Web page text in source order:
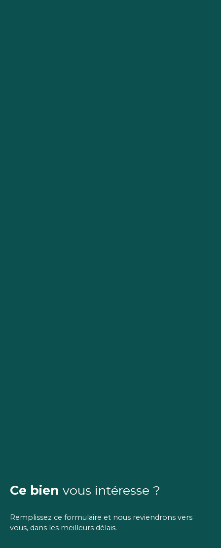
Ce bien vous intéresse ?
Remplissez ce formulaire et nous reviendrons vers
vous, dans les meilleurs délais.